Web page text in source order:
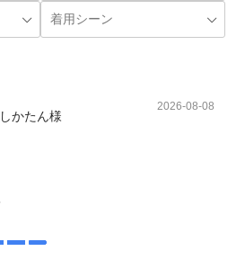
しかたん様
2026-08-08